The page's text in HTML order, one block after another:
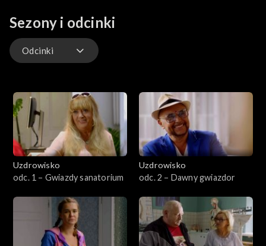
Sezony i odcinki
Odcinki
Uzdrowisko
odc. 1 – Gwiazdy sanatorium
Uzdrowisko
odc. 2 – Dawny gwiazdor